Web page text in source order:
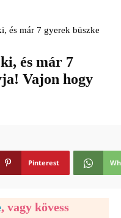
és már 7 gyerek büszke
és már 7
Vajon hogy
Pinterest
, vagy kövess